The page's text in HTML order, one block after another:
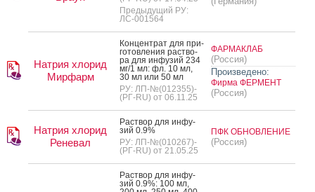
Предыдущий РУ:
ЛС-001564
Натрия хлорид
Мирфарм
Кон­цен­трат для при­
готов­ле­ния рас­тво­
ра для ин­фу­зий 234
мг/1 мл: фл. 10 мл,
30 мл или 50 мл
РУ: ЛП-№(012355)-
(РГ-RU) от 06.11.25
ФАРМАКЛАБ
(Россия)
Произведено:
Фирма ФЕРМЕНТ
(Россия)
Натрия хлорид
Реневал
Рас­твор для ин­фу­
зий 0.9%
РУ: ЛП-№(010267)-
(РГ-RU) от 21.05.25
ПФК ОБНОВЛЕНИЕ
(Россия)
Рас­твор для ин­фу­
зий 0.9%: 100 мл,